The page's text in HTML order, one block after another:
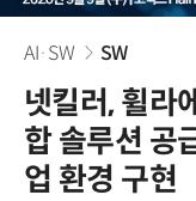
AI·SW SW
넷킬러, 휠라
합 솔루션 공
업 환경 구현